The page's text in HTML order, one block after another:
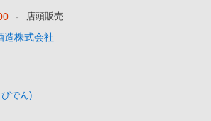
- 店頭販売
造株式会社
でん)